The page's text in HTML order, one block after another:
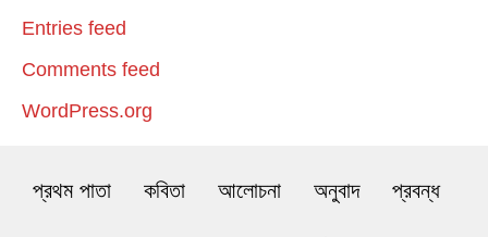
Entries feed
Comments feed
WordPress.org
প্রথম পাতা কবিতা আলোচনা অনুবাদ প্রবন্ধ